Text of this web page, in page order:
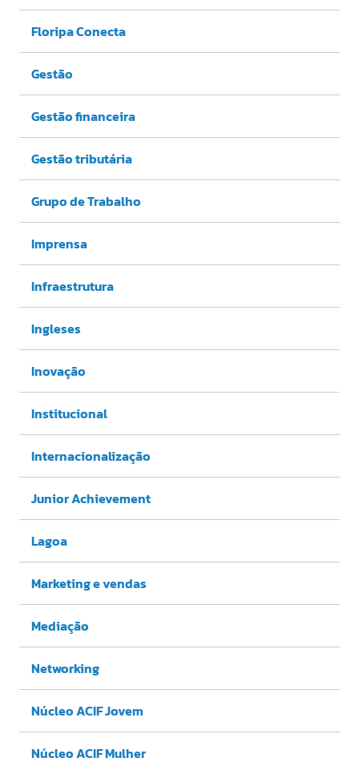
Floripa Conecta
Gestão
Gestão financeira
Gestão tributária
Grupo de Trabalho
Imprensa
Infraestrutura
Ingleses
Inovação
Institucional
Internacionalização
Junior Achievement
Lagoa
Marketing e vendas
Mediação
Networking
Núcleo ACIF Jovem
Núcleo ACIF Mulher